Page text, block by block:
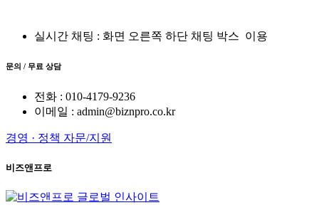
실시간 채팅 : 화면 오른쪽 하단 채팅 박스 이용
문의 / 무료 상담
전화 : 010-4179-9236
이메일 : admin@biznpro.co.kr
경영 · 정책 자문/지원
비즈앤프로